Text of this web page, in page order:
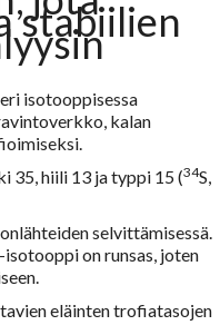
stabiilien
isotooppisessa
kalan
hiili 13 ja typpi 15 (34S,
selvittämisessä.
on runsas, joten
eläinten trofiatasojen